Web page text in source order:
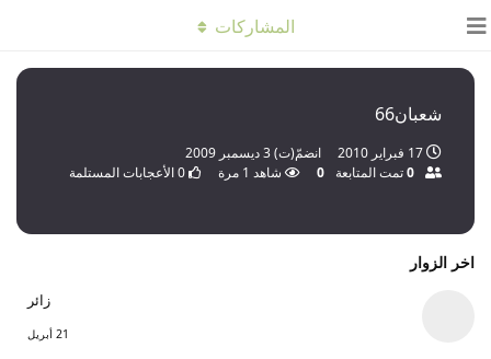
شعبان66
17 فبراير 2010 انضمّ(ت)3 ديسمبر 2009
0تمت المتابعة 0 شاهد 1 مرة 0الأعجابات المستلمة
المشاركات
اخر الزوار
زائر
21 أبريل